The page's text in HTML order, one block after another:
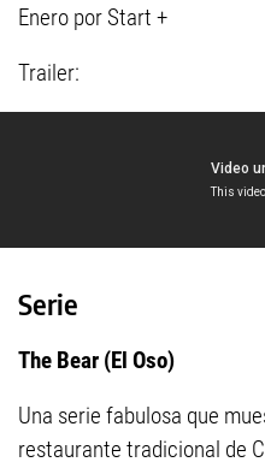
Enero por Start +
Trailer:
Serie
The Bear (El Oso)
Una serie fabulosa que
restaurante tradicional de